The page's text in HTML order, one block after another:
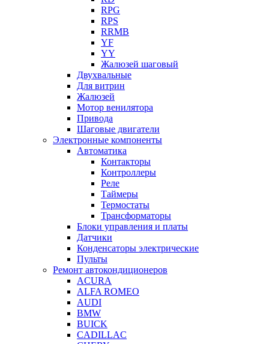
RPG
RPS
RRMB
YF
YY
Жалюзей шаговый
Двухвальные
Для витрин
Жалюзей
Мотор венилятора
Привода
Шаговые двигатели
Электронные компоненты
Автоматика
Контакторы
Контроллеры
Реле
Таймеры
Термостаты
Трансформаторы
Блоки управления и платы
Датчики
Конденсаторы электрические
Пульты
Ремонт автокондиционеров
ACURA
ALFA ROMEO
AUDI
BMW
BUICK
CADILLAC